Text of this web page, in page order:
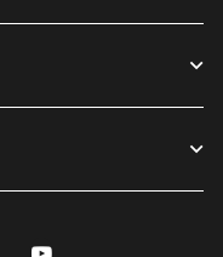
LinkedIn